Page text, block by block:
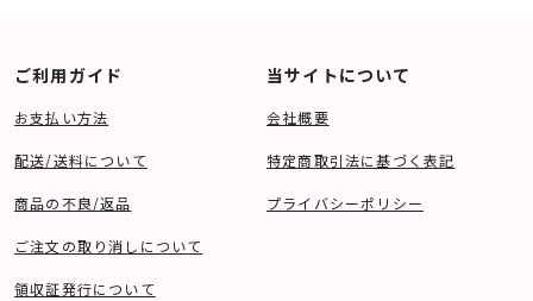
ご利用ガイド
お支払い方法
配送/送料について
商品の不良/返品
ご注文の取り消しについて
領収証発行について
当サイトについて
会社概要
特定商取引法に基づく表記
プライバシーポリシー